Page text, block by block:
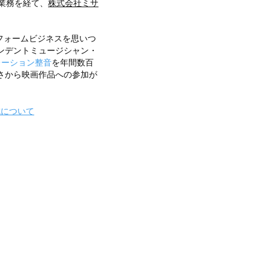
を経て、 株式会社ミサ
ームビジネスを思いつ
ントミュージシャン・
ション整音を年間数百
から映画作品への参加が
ついて